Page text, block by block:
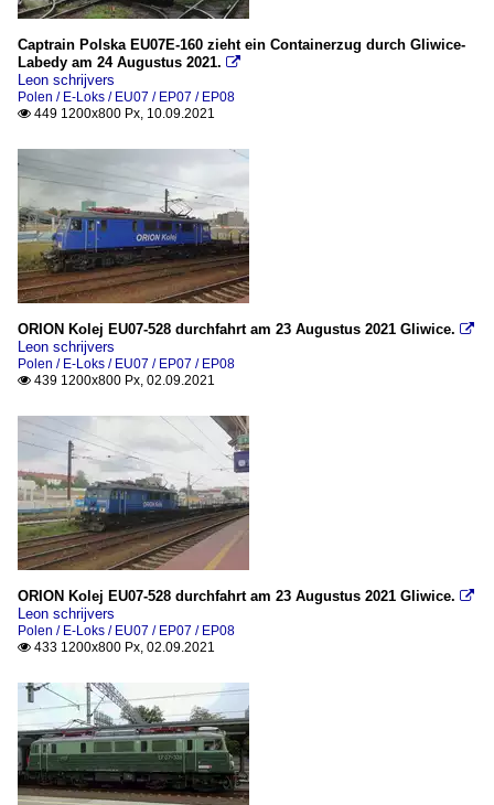
Captrain Polska EU07E-160 zieht ein Containerzug durch Gliwice-
Labedy am 24 Augustus 2021. 
Leon schrijvers
Polen / E-Loks / EU07 / EP07 / EP08
 449 1200x800 Px, 10.09.2021
ORION Kolej EU07-528 durchfahrt am 23 Augustus 2021 Gliwice. 
Leon schrijvers
Polen / E-Loks / EU07 / EP07 / EP08
 439 1200x800 Px, 02.09.2021
ORION Kolej EU07-528 durchfahrt am 23 Augustus 2021 Gliwice. 
Leon schrijvers
Polen / E-Loks / EU07 / EP07 / EP08
 433 1200x800 Px, 02.09.2021